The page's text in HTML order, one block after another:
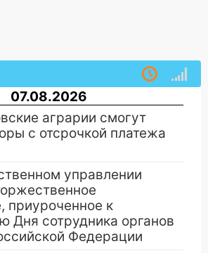
07.08.2026
аграрии смогут
с отсрочкой платежа
управлении
приуроченное к
Дня сотрудника органов
Федерации